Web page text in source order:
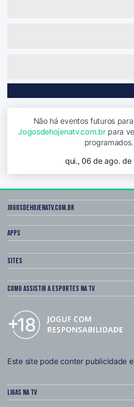
Não há eventos futuros
Jogosdehojenatv.com.brpara
programados.
qui., 06 de ago. de
Jogosdehojenatv.com.br
Apps
Sites
Como assistir a esportes na TV
Este site pode conter publicidade
Ligas na TV